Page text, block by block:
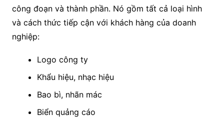
công đoạn và thành phần. Nó gồm tất cả loại hình
và cách thức tiếp cận với khách hàng của doanh
nghiệp:
Logo công ty
Khẩu hiệu, nhạc hiệu
Bao bì, nhãn mác
Biển quảng cáo